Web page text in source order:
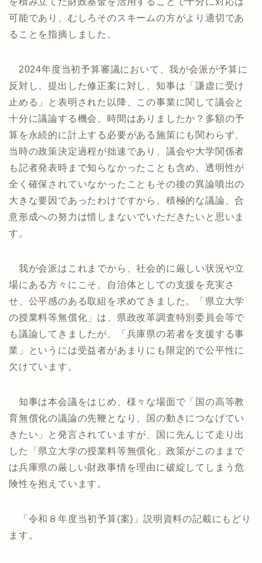
可能であり、むしろそのスキームの方がより適切であ
ることを指摘しました。
2024年度当初予算審議において、我が会派が予算に
反対し、提出した修正案に対し、知事は「謙虚に受け
止める」と表明された以降、この事業に関して議会と
十分に議論する機会、時間はありましたか？多額の予
算を永続的に計上する必要がある施策にも関わらず、
当時の政策決定過程が拙速であり、議会や大学関係者
も記者発表時まで知らなかったことも含め、透明性が
全く確保されていなかったこともその後の異論噴出の
大きな要因であったわけですから、積極的な議論、合
意形成への努力は惜しまないでいただきたいと思いま
す。
我が会派はこれまでから、社会的に厳しい状況や立
場にある方々にこそ、自治体としての支援を充実さ
せ、公平感のある取組を求めてきました。「県立大学
の授業料等無償化」は、県政改革調査特別委員会等で
も議論してきましたが、「兵庫県の若者を支援する事
業」というには受益者があまりにも限定的で公平性に
欠けています。
知事は本会議をはじめ、様々な場面で「国の高等教
育無償化の議論の先鞭となり、国の動きにつなげてい
きたい」と発言されていますが、国に先んじて走り出
した「県立大学の授業料等無償化」政策がこのままで
は兵庫県の厳しい財政事情を理由に破綻してしまう危
険性を抱えています。
「令和８年度当初予算(案)」説明資料の記載にもどり
ます。